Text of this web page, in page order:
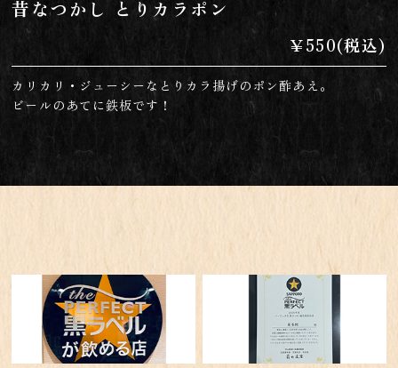
昔なつかし とりカラポン
￥550(税込)
カリカリ・ジューシーなとりカラ揚げのポン酢あえ。
ビールのあてに鉄板です！